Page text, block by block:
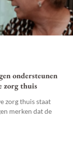
ondersteunen
zorg thuis
zorg thuis staat
merken dat de